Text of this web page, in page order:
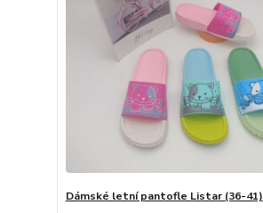
Dámské letní pantofle Listar (36-41)